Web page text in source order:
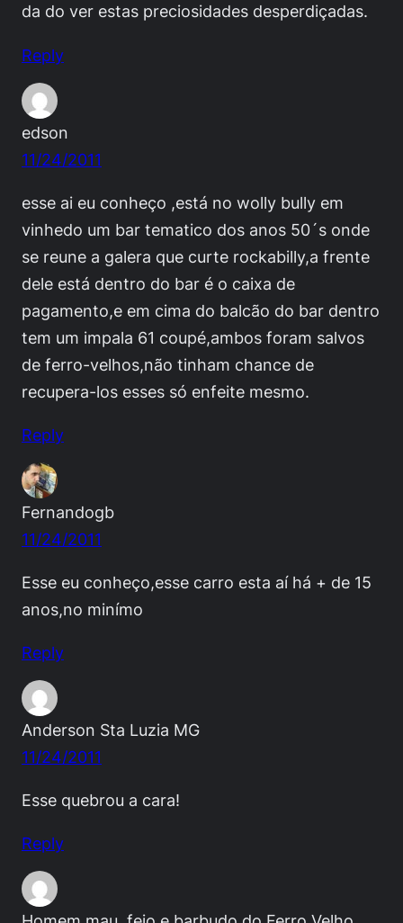
da do ver estas preciosidades desperdiçadas.
Reply
edson
11/24/2011
esse ai eu conheço ,está no wolly bully em
vinhedo um bar tematico dos anos 50´s onde
se reune a galera que curte rockabilly,a frente
dele está dentro do bar é o caixa de
pagamento,e em cima do balcão do bar dentro
tem um impala 61 coupé,ambos foram salvos
de ferro-velhos,não tinham chance de
recupera-los esses só enfeite mesmo.
Reply
Fernandogb
11/24/2011
Esse eu conheço,esse carro esta aí há + de 15
anos,no minímo
Reply
Anderson Sta Luzia MG
11/24/2011
Esse quebrou a cara!
Reply